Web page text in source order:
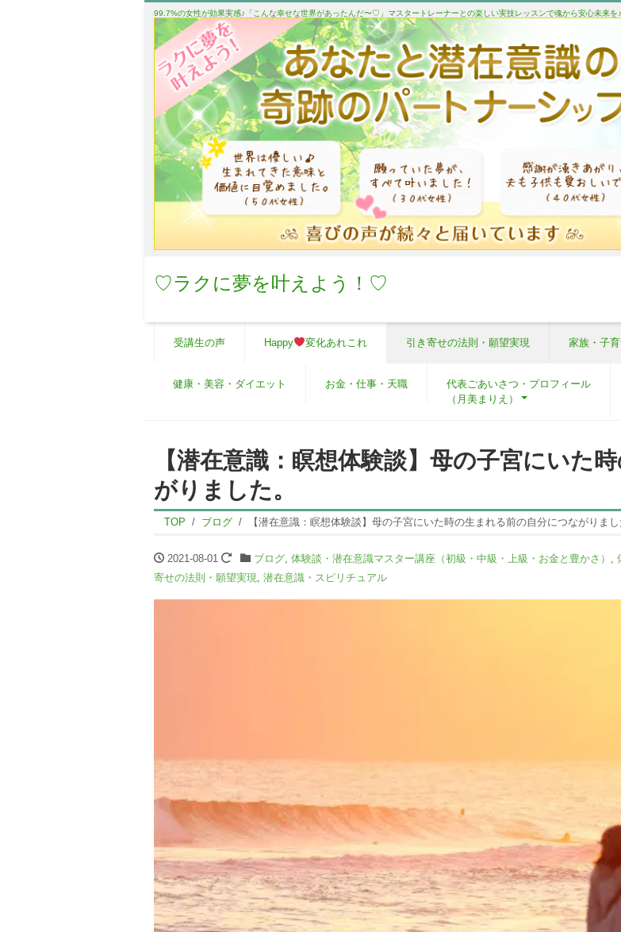
99.7%の女性が効果実感♪「こんな幸せな世界があったんだ〜♡」マスタートレーナーとの楽しい実技レッスンで魂から安心未来を♪
♡ラクに夢を叶えよう！♡
受講生の声 Happy 変化あれこれ 引き寄せの法則・願望実現 家族・子
健康・美容・ダイエット お金・仕事・天職
代表ごあいさつ・プロフィール
（月美まりえ）
【潜在意識：瞑想体験談】母の子宮にいた
がりました。
TOP ブログ 【潜在意識：瞑想体験談】母の子宮にいた時の生まれる前の自分につながりまし
2021-08-01 ブログ, 体験談・潜在意識マスター講座（初級・中級・上級・お金と豊かさ）
寄せの法則・願望実現
潜在意識・スピリチュアル